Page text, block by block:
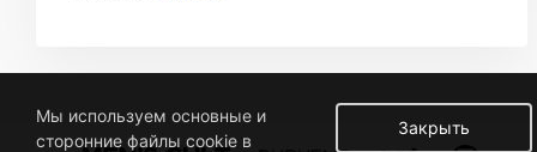
Закрыть
Мы используем основные и
сторонние файлы cookie в